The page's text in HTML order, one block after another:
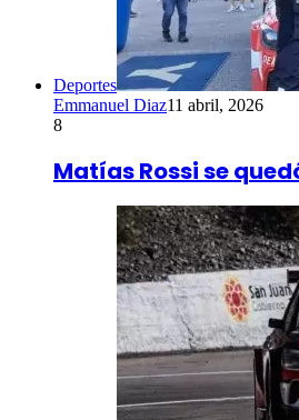
Deportes
Emmanuel Diaz11 abril, 2026
8
Matías Rossi se